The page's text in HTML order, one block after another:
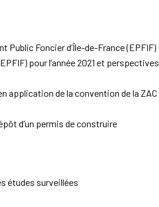
Public Foncier d’Île-de-France (EPFIF)
pour l’année 2021 et perspectives
application de la convention de la ZAC
d’un permis de construire
études surveillées